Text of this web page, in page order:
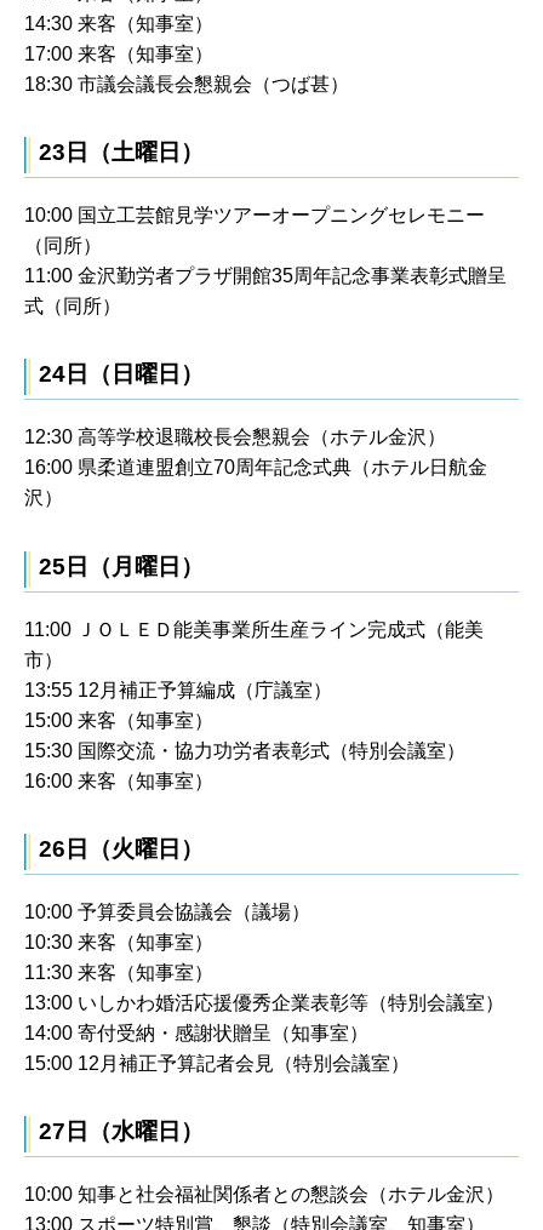
14:30 来客（知事室）
17:00 来客（知事室）
18:30 市議会議長会懇親会（つば甚）
23日（土曜日）
10:00 国立工芸館見学ツアーオープニングセレモニー
（同所）
11:00 金沢勤労者プラザ開館35周年記念事業表彰式贈呈
式（同所）
24日（日曜日）
12:30 高等学校退職校長会懇親会（ホテル金沢）
16:00 県柔道連盟創立70周年記念式典（ホテル日航金
沢）
25日（月曜日）
11:00 ＪＯＬＥＤ能美事業所生産ライン完成式（能美
市）
13:55 12月補正予算編成（庁議室）
15:00 来客（知事室）
15:30 国際交流・協力功労者表彰式（特別会議室）
16:00 来客（知事室）
26日（火曜日）
10:00 予算委員会協議会（議場）
10:30 来客（知事室）
11:30 来客（知事室）
13:00 いしかわ婚活応援優秀企業表彰等（特別会議室）
14:00 寄付受納・感謝状贈呈（知事室）
15:00 12月補正予算記者会見（特別会議室）
27日（水曜日）
10:00 知事と社会福祉関係者との懇談会（ホテル金沢）
13:00 スポーツ特別賞、懇談（特別会議室、知事室）